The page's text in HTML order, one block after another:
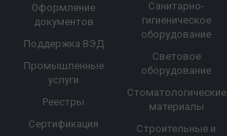
Оформление
документов
Поддержка ВЭД
Промышленные
услуги
Реестры
Сертификация
Санитарно-
гигиеническое
оборудование
Световое
оборудование
Стоматологические
материалы
Строительные и